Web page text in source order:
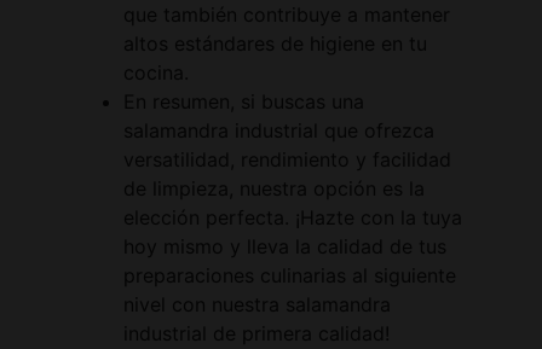
que también contribuye a mantener
altos estándares de higiene en tu
cocina.
En resumen, si buscas una
salamandra industrial que ofrezca
versatilidad, rendimiento y facilidad
de limpieza, nuestra opción es la
elección perfecta. ¡Hazte con la tuya
hoy mismo y lleva la calidad de tus
preparaciones culinarias al siguiente
nivel con nuestra salamandra
industrial de primera calidad!